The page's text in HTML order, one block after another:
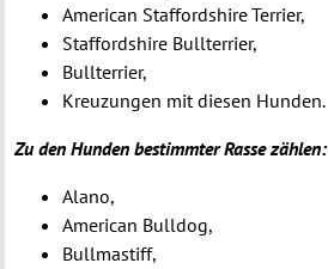
American Staffordshire Terrier,
Staffordshire Bullterrier,
Bullterrier,
Kreuzungen mit diesen Hunden.
Zu den Hunden bestimmter Rasse zählen:
Alano,
American Bulldog,
Bullmastiff,